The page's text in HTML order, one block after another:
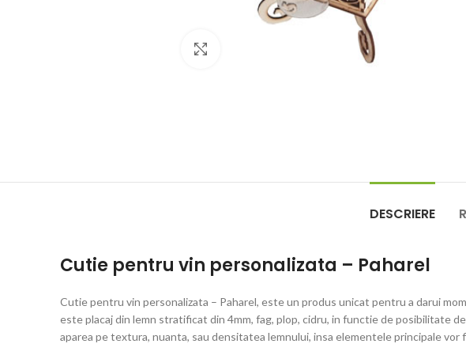
DESCRIERE
Cutie pentru vin personalizata – Paharel
Cutie pentru vin personalizata – Paharel, este un produs unicat pentru a darui
este placaj din lemn stratificat din 4mm, fag, plop, cidru, in functie de
aparea pe textura, nuanta, sau densitatea lemnului, insa elementele principale vor